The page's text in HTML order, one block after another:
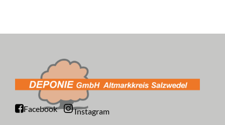
Facebook Instagram